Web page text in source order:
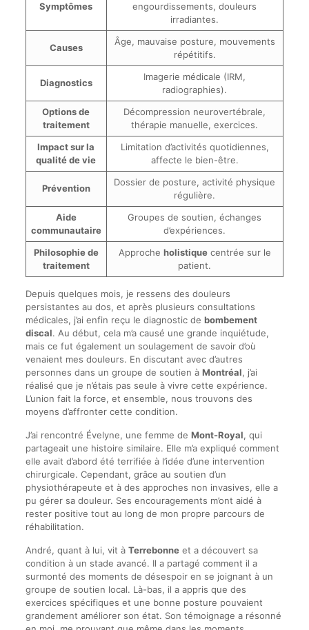
Symptômes
engourdissements, douleurs
irradiantes.
Causes
Âge, mauvaise posture, mouvements
répétitifs.
Diagnostics
Imagerie médicale (IRM,
radiographies).
Options de
traitement
Décompression neurovertébrale,
thérapie manuelle, exercices.
Impact sur la
qualité de vie
Limitation d’activités quotidiennes,
affecte le bien-être.
Prévention
Dossier de posture, activité physique
régulière.
Aide
communautaire
Groupes de soutien, échanges
d’expériences.
Philosophie de
traitement
Approche holistiquecentrée sur le
patient.
Depuis quelques mois, je ressens des douleurs
persistantes au dos, et après plusieurs consultations
médicales, j’ai enfin reçu le diagnostic de bombement
discal. Au début, cela m’a causé une grande inquiétude,
mais ce fut également un soulagement de savoir d’où
venaient mes douleurs. En discutant avec d’autres
personnes dans un groupe de soutien à Montréal, j’ai
réalisé que je n’étais pas seule à vivre cette expérience.
L’union fait la force, et ensemble, nous trouvons des
moyens d’affronter cette condition.
J’ai rencontré Évelyne, une femme de Mont-Royal, qui
partageait une histoire similaire. Elle m’a expliqué comment
elle avait d’abord été terrifiée à l’idée d’une intervention
chirurgicale. Cependant, grâce au soutien d’un
physiothérapeute et à des approches non invasives, elle a
pu gérer sa douleur. Ses encouragements m’ont aidé à
rester positive tout au long de mon propre parcours de
réhabilitation.
André, quant à lui, vit à Terrebonneet a découvert sa
condition à un stade avancé. Il a partagé comment il a
surmonté des moments de désespoir en se joignant à un
groupe de soutien local. Là-bas, il a appris que des
exercices spécifiques et une bonne posture pouvaient
grandement améliorer son état. Son témoignage a résonné